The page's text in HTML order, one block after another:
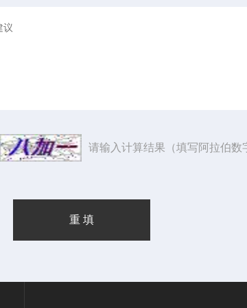
请输入计算结果（填写阿拉伯数